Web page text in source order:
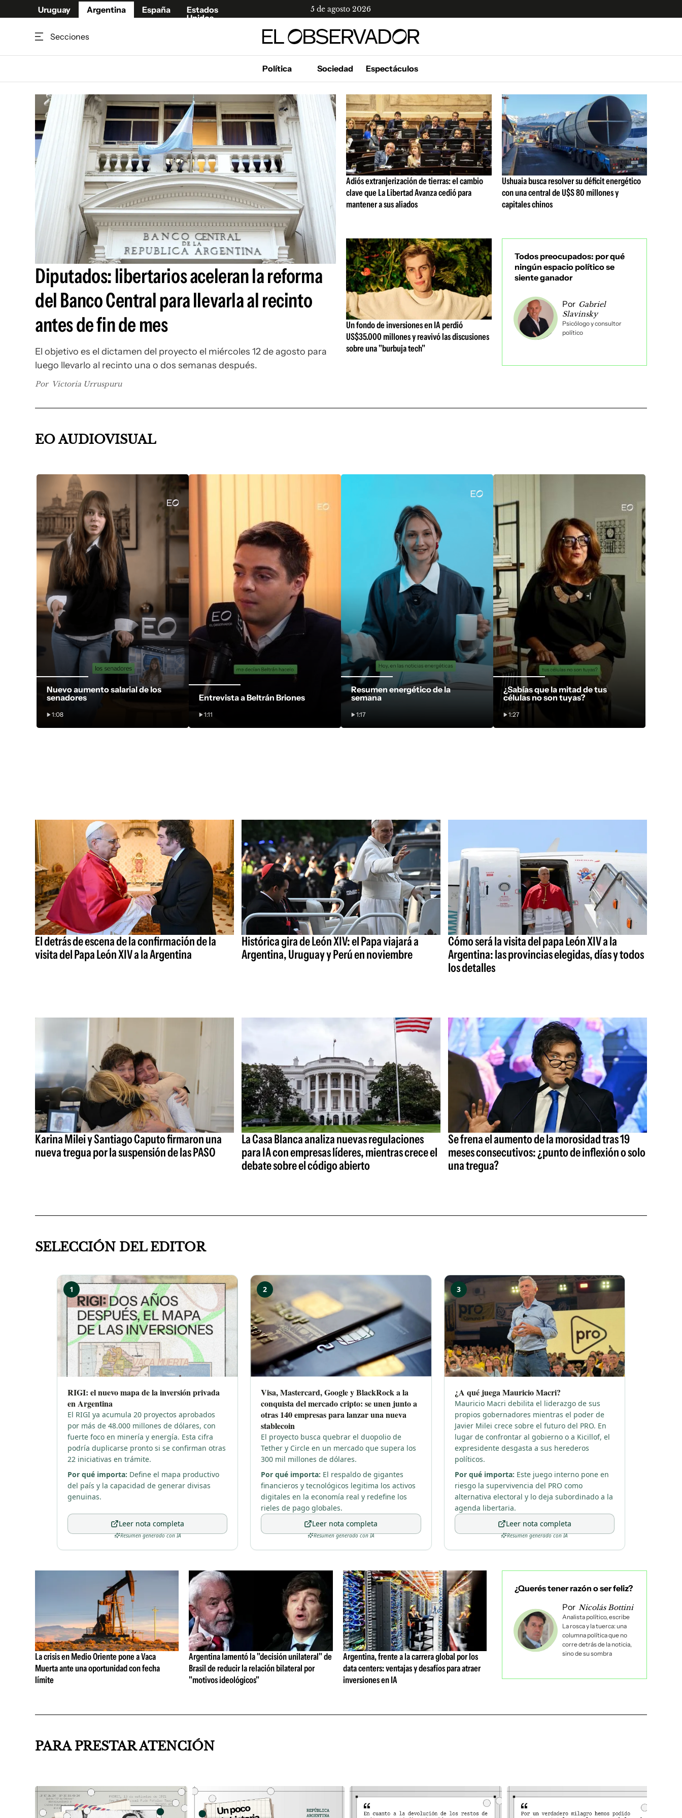
Uruguay Argentina España
Estados
Unidos
5 de agosto 2026
Secciones
Economía y negocios
Zoom
Sociedad
Espectáculos
Uruguay
España
Estados Unidos
Política Sociedad Espectáculos
Diputados: libertarios aceleran la reforma
del Banco Central para llevarla al recinto
antes de fin de mes
El objetivo es el dictamen del proyecto el miércoles 12 de agosto para
luego llevarlo al recinto una o dos semanas después.
Por Victoria Urruspuru
Adiós extranjerización de tierras: el cambio
clave que La Libertad Avanza cedió para
mantener a sus aliados
Un fondo de inversiones en IA perdió
US$35.000 millones y reavivó las discusiones
sobre una "burbuja tech"
Ushuaia busca resolver su déficit energético
con una central de U$S 80 millones y
capitales chinos
Todos preocupados: por qué
ningún espacio político se
siente ganador
Por Gabriel
Slavinsky
Psicólogo y consultor
político
EO AUDIOVISUAL
El detrás de escena de la confirmación de la
visita del Papa León XIV a la Argentina
Histórica gira de León XIV: el Papa viajará a
Argentina, Uruguay y Perú en noviembre
Cómo será la visita del papa León XIV a la
Argentina: las provincias elegidas, días y todos
los detalles
Karina Milei y Santiago Caputo firmaron una
nueva tregua por la suspensión de las PASO
La Casa Blanca analiza nuevas regulaciones
para IA con empresas líderes, mientras crece el
debate sobre el código abierto
Se frena el aumento de la morosidad tras 19
meses consecutivos: ¿punto de inflexión o solo
una tregua?
SELECCIÓN DEL EDITOR
La crisis en Medio Oriente pone a Vaca
Muerta ante una oportunidad con fecha
límite
Argentina lamentó la "decisión unilateral" de
Brasil de reducir la relación bilateral por
"motivos ideológicos"
Argentina, frente a la carrera global por los
data centers: ventajas y desafíos para atraer
inversiones en IA
¿Querés tener razón o ser feliz?
Por Nicolás Bottini
Analista político, escribe
La rosca y la tuerca: una
columna política que no
corre detrás de la noticia,
sino de su sombra
PARA PRESTAR ATENCIÓN